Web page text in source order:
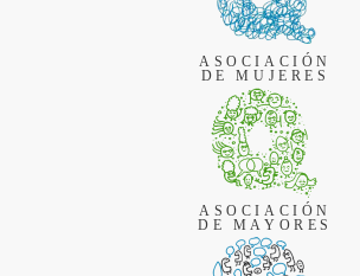
ASOCIACIÓN
DE MUJERES
ASOCIACIÓN
DE MAYORES